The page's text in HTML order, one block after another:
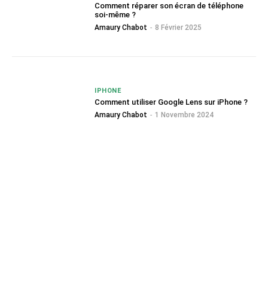
Comment réparer son écran de téléphone
soi-même ?
Amaury Chabot - 8 Février 2025
IPHONE
Comment utiliser Google Lens sur iPhone ?
Amaury Chabot - 1 Novembre 2024